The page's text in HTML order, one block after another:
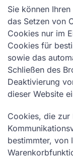
Sie können
das Setzen von
Cookies nur im
Cookies für
sowie das
Schließen des
Deaktivierung
dieser Website
Cookies, die zur
bestimmter, von